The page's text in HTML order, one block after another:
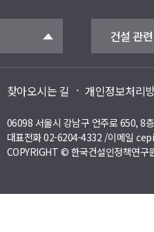
건설 관
찾아오시는 길 개인정보처리
06098 서울시 강남구 언주로 650, 8
대표전화 02-6204-4332 /이메일
COPYRIGHT © 한국건설인정책연구